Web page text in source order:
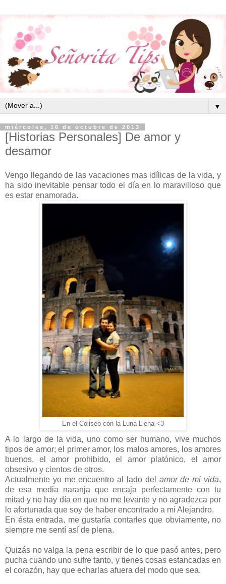
▼
miércoles, 16 de octubre de 2013
[Historias Personales] De amor y
desamor
Vengo llegando de las vacaciones mas idílicas de la vida, y
ha sido inevitable pensar todo el día en lo maravilloso que
es estar enamorada.
En el Coliseo con la Luna Llena <3
A lo largo de la vida, uno como ser humano, vive muchos
tipos de amor; el primer amor, los malos amores, los amores
buenos, el amor prohibido, el amor platónico, el amor
obsesivo y cientos de otros.
Actualmente yo me encuentro al lado del amor de mi vida,
de esa media naranja que encaja perfectamente con tu
mitad y no hay día en que no me levante y no agradezca por
lo afortunada que soy de haber encontrado a mi Alejandro.
En ésta entrada, me gustaría contarles que obviamente, no
siempre me sentí así de plena.
Quizás no valga la pena escribir de lo que pasó antes, pero
pucha cuando uno sufre tanto, y tienes cosas estancadas en
el corazón, hay que echarlas afuera del modo que sea.